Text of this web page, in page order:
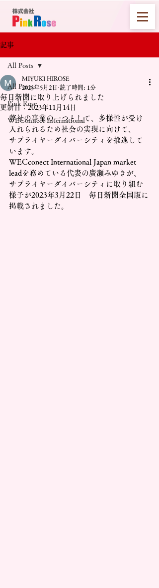
記事
All Posts
Pink Rose
WEConnect International
All Posts
毎日新聞に取り上げられました
MIYUKI HIROSE
2023年5月2日 読了時間: 1分
更新日：2023年11月14日
弊社の事業の一つとして、多様性が受け
入れられるため社会の実現に向けて、
サプライヤーダイバーシティを推進して
います。
WECconect International Japan market
leadを務めている代表の廣瀬みゆきが、
サプライヤーダイバーシティに取り組む
様子が2023年3月22日　毎日新聞全国版に
掲載されました。